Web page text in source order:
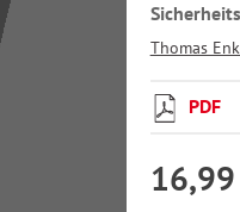
Thomas
PDF